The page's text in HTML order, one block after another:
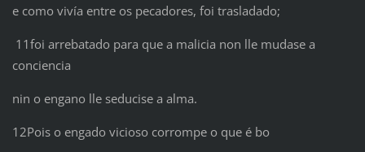
e como vivía entre os pecadores, foi trasladado;
11foi arrebatado para que a malicia non lle mudase a
conciencia
nin o engano lle seducise a alma.
12Pois o engado vicioso corrompe o que é bo